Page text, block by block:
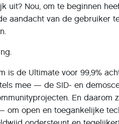
uit? Nou, om te beginnen
aandacht van de gebruiker
is de Ultimate voor 99,9%
mee — de SID- en
En daarom
om open en toegankelijke